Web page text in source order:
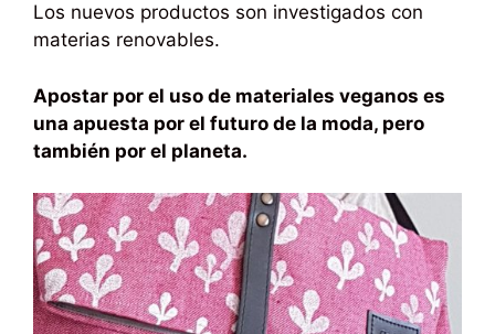
Los nuevos productos son investigados con
materias renovables.
Apostar por el uso de materiales veganos es
una apuesta por el futuro de la moda, pero
también por el planeta.